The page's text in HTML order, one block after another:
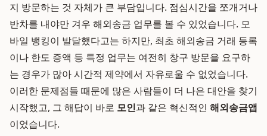
지 방문하는 것 자체가 큰 부담입니다. 점심시간을 쪼개거나
반차를 내야만 겨우 해외송금 업무를 볼 수 있었습니다. 모
바일 뱅킹이 발달했다고는 하지만, 최초 해외송금 거래 등록
이나 한도 증액 등 특정 업무는 여전히 창구 방문을 요구하
는 경우가 많아 시간적 제약에서 자유로울 수 없었습니다.
이러한 문제점들 때문에 많은 사람들이 더 나은 대안을 찾기
시작했고, 그 해답이 바로 모인과 같은 혁신적인 해외송금앱
이었습니다.